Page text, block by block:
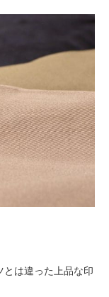
は違った上品な印